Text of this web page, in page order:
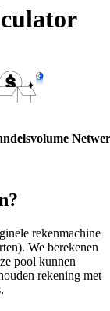
rekenmachine
We berekenen
pool kunnen
rekening met